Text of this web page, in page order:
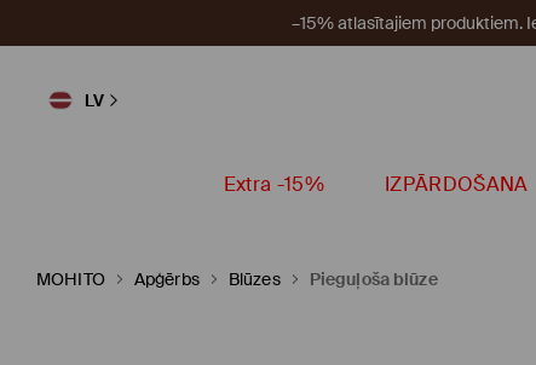
–15% atlasītajiem produktiem.
LV
Extra -15% IZPĀRDOŠANA
MOHITO Apģērbs Blūzes Pieguļoša blūze